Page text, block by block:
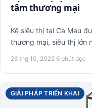
tâm thương mại
Kệ siêu thị tại Cà Mau
thương mại, siêu thị lớn
26 thg 10, 2022·6 phút đọc
GIẢI PHÁP TRIỂN KHAI